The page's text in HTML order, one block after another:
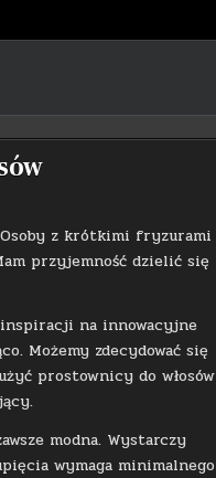
Osoby z krótkimi fryzurami
przyjemność dzielić się
na innowacyjne
Możemy zdecydować się
prostownicy do włosów
modna. Wystarczy
wymaga minimalnego